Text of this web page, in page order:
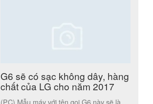
G6 sẽ có sạc không dây, hàng
chất của LG cho năm 2017
(PC) Mẫu máy với tên gọi G6 này sẽ là